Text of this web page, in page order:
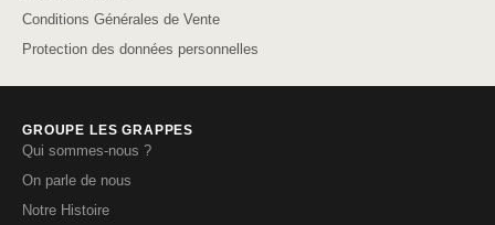
Conditions Générales de Vente
Protection des données personnelles
GROUPE LES GRAPPES
Qui sommes-nous ?
On parle de nous
Notre Histoire